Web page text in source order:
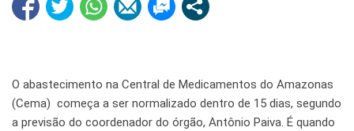
O abastecimento na Central de Medicamentos do Amazonas
(Cema) começa a ser normalizado dentro de 15 dias, segundo
a previsão do coordenador do órgão, Antônio Paiva. É quando